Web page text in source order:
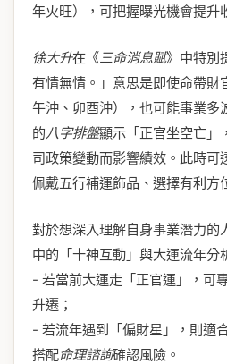
年火旺），可把握曝光機會提升
徐大升在《三命消息賦》中特別
有情無情。」意思是即使命帶財
午沖、卯酉沖），也可能事業多
的八字排盤顯示「正官坐空亡」
司政策變動而影響績效。此時可
佩戴五行補運飾品、選擇有利方
對於想深入理解自身事業潛力的
中的「十神互動」與大運流年分
- 若當前大運走「正官運」，可
升遷；
- 若流年遇到「偏財星」，則適
搭配命理諮詢確認風險。